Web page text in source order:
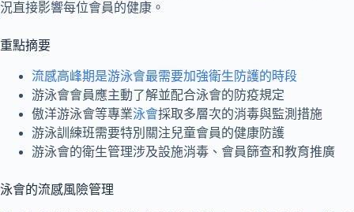
況直接影響每位會員的健康。
重點摘要
流感高峰期是游泳會最需要加強衛生防護的時段
游泳會會員應主動了解並配合泳會的防疫規定
傲洋游泳會等專業泳會採取多層次的消毒與監測措施
游泳訓練班需要特別關注兒童會員的健康防護
游泳會的衛生管理涉及設施消毒、會員篩查和教育推廣
泳會的流感風險管理